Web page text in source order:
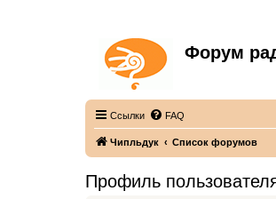
Форум
Ссылки FAQ
Чипльдук Список форумов
Профиль